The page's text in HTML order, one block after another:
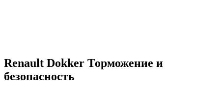
Renault Dokker Торможение и
безопасность